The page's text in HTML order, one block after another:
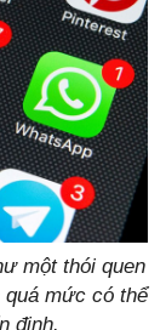
một thói quen
mức có thể
định.